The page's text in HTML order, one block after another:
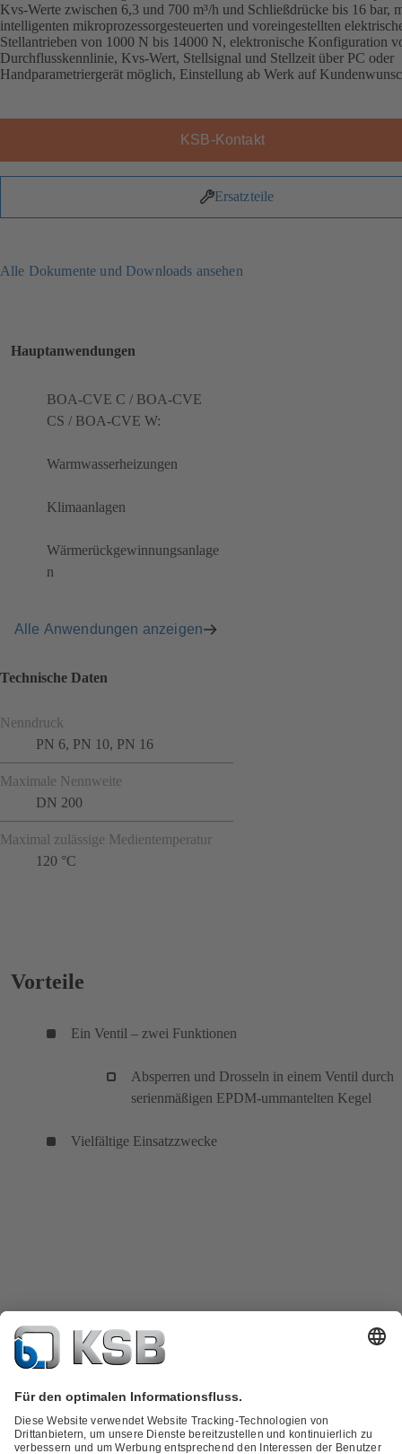
Kvs-Werte zwischen 6,3 und 700 m³/h und Schließdrücke bis 16 bar,
intelligenten mikroprozessorgesteuerten und voreingestellten
Stellantrieben von 1000 N bis 14000 N, elektronische Konfiguration
Durchflusskennlinie, Kvs-Wert, Stellsignal und Stellzeit über PC oder
Handparametriergerät möglich, Einstellung ab Werk auf
KSB-Kontakt
Ersatzteile
Alle Dokumente und Downloads ansehen
Hauptanwendungen
BOA-CVE C / BOA-CVE
CS / BOA-CVE W:
Warmwasserheizungen
Klimaanlagen
Wärmerückgewinnungsanlage
n
Alle Anwendungen anzeigen
Technische Daten
Nenndruck
PN 6, PN 10, PN 16
Maximale Nennweite
DN 200
Maximal zulässige Medientemperatur
120 °C
Vorteile
Ein Ventil – zwei Funktionen
Absperren und Drosseln in einem Ventil durch
serienmäßigen EPDM-ummantelten Kegel
Vielfältige Einsatzzwecke